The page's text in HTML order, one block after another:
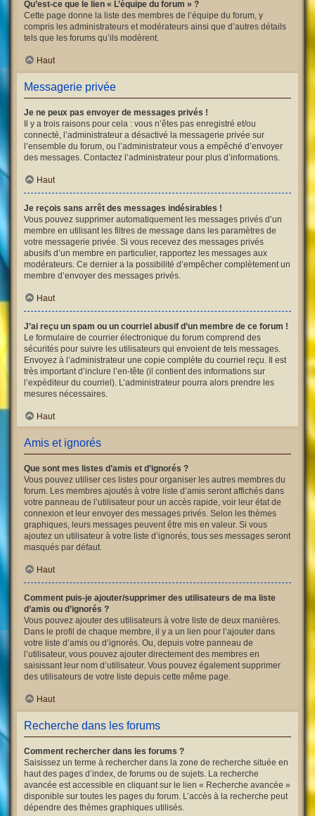
Qu’est-ce que le lien « L’équipe du forum » ?
Cette page donne la liste des membres de l’équipe du forum, y
compris les administrateurs et modérateurs ainsi que d’autres détails
tels que les forums qu’ils modèrent.
Haut
Messagerie privée
Je ne peux pas envoyer de messages privés !
Il y a trois raisons pour cela : vous n’êtes pas enregistré et/ou
connecté, l’administrateur a désactivé la messagerie privée sur
l’ensemble du forum, ou l’administrateur vous a empêché d’envoyer
des messages. Contactez l’administrateur pour plus d’informations.
Haut
Je reçois sans arrêt des messages indésirables !
Vous pouvez supprimer automatiquement les messages privés d’un
membre en utilisant les filtres de message dans les paramètres de
votre messagerie privée. Si vous recevez des messages privés
abusifs d’un membre en particulier, rapportez les messages aux
modérateurs. Ce dernier a la possibilité d’empêcher complètement un
membre d’envoyer des messages privés.
Haut
J’ai reçu un spam ou un courriel abusif d’un membre de ce forum !
Le formulaire de courrier électronique du forum comprend des
sécurités pour suivre les utilisateurs qui envoient de tels messages.
Envoyez à l’administrateur une copie complète du courriel reçu. Il est
très important d’inclure l’en-tête (il contient des informations sur
l’expéditeur du courriel). L’administrateur pourra alors prendre les
mesures nécessaires.
Haut
Amis et ignorés
Que sont mes listes d’amis et d’ignorés ?
Vous pouvez utiliser ces listes pour organiser les autres membres du
forum. Les membres ajoutés à votre liste d’amis seront affichés dans
votre panneau de l’utilisateur pour un accès rapide, voir leur état de
connexion et leur envoyer des messages privés. Selon les thèmes
graphiques, leurs messages peuvent être mis en valeur. Si vous
ajoutez un utilisateur à votre liste d’ignorés, tous ses messages seront
masqués par défaut.
Haut
Comment puis-je ajouter/supprimer des utilisateurs de ma liste
d’amis ou d’ignorés ?
Vous pouvez ajouter des utilisateurs à votre liste de deux manières.
Dans le profil de chaque membre, il y a un lien pour l’ajouter dans
votre liste d’amis ou d’ignorés. Ou, depuis votre panneau de
l’utilisateur, vous pouvez ajouter directement des membres en
saisissant leur nom d’utilisateur. Vous pouvez également supprimer
des utilisateurs de votre liste depuis cette même page.
Haut
Recherche dans les forums
Comment rechercher dans les forums ?
Saisissez un terme à rechercher dans la zone de recherche située en
haut des pages d’index, de forums ou de sujets. La recherche
avancée est accessible en cliquant sur le lien « Recherche avancée »
disponible sur toutes les pages du forum. L’accès à la recherche peut
dépendre des thèmes graphiques utilisés.